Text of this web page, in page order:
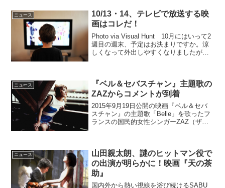
ニュース
10/13・14、テレビで放送する映
画はコレだ！
Photo via Visual Hunt 10月にはいって2
週目の週末、予定はお決まりですか。涼
しくなって外出しやすくなりましたが、
ニュース
『ベル＆セバスチャン』主題歌の
ZAZからコメントが到着
2015年9月19日公開の映画『ベル＆セバ
スチャン』の主題歌「Belle」を歌ったフ
ランスの国民的女性シンガーZAZ（ザー
性シン...
ニュース
山田親太朗、謎のヒットマン役で
の出演が明らかに！映画『天の茶
助』
国内外から熱い視線を浴び続けるSABU